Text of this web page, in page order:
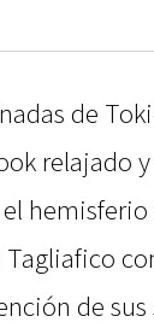
de
relajado
de